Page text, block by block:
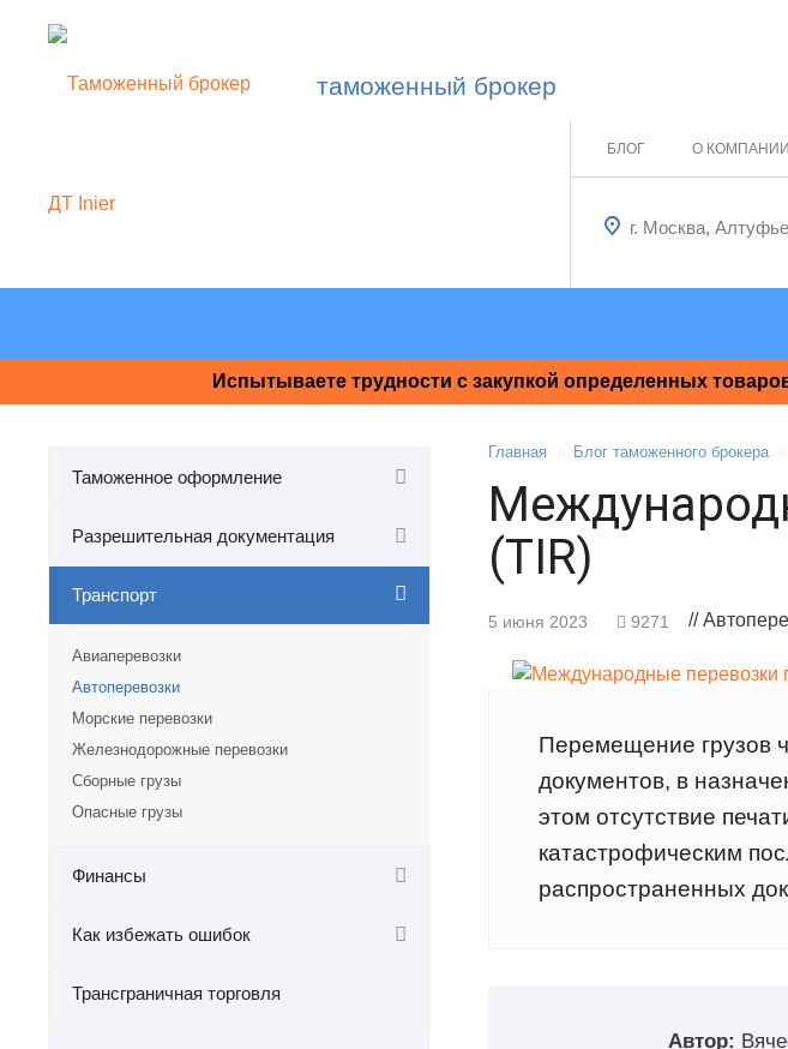
таможенный брокер
г. Москва,
БЛОГ О КОМПАНИИ
Испытываете трудности с закупкой определенных
Главная Блог таможенного брокера
(TIR)
5 июня 2023 9271 //
Перемещение грузов
документов, в
этом отсутствие
катастрофическим
распространенных
Автор:
Таможенное оформление
Разрешительная документация
Транспорт
Авиаперевозки
Автоперевозки
Морские перевозки
Железнодорожные перевозки
Сборные грузы
Опасные грузы
Финансы
Как избежать ошибок
Трансграничная торговля